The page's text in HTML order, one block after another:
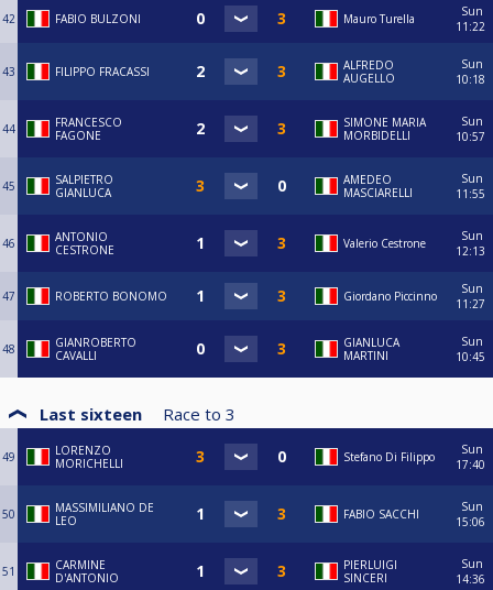
42 FABIO BULZONI Mauro Turella
Sun
11:22
43 FILIPPO FRACASSI
ALFREDO
AUGELLO
Sun
10:18
44
FRANCESCO
FAGONE
SIMONE MARIA
MORBIDELLI
Sun
10:57
45
SALPIETRO
GIANLUCA
AMEDEO
MASCIARELLI
Sun
11:55
46
ANTONIO
CESTRONE
Valerio Cestrone
Sun
12:13
47 ROBERTO BONOMO Giordano Piccinno
Sun
11:27
48
GIANROBERTO
CAVALLI
GIANLUCA
MARTINI
Sun
10:45
Last sixteen Race to 3
49
LORENZO
MORICHELLI
Stefano Di Filippo
Sun
17:40
50
MASSIMILIANO DE
LEO
FABIO SACCHI
Sun
15:06
51
CARMINE
D'ANTONIO
PIERLUIGI
SINCERI
Sun
14:36